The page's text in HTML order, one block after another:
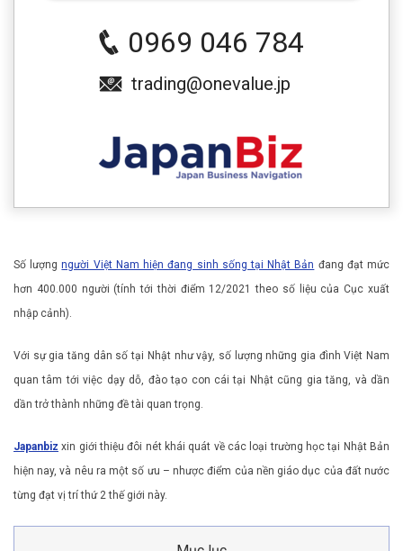
0969 046 784
trading@onevalue.jp
Số lượngngười Việt Nam hiện đang sinh sống tại Nhật Bản đang đạt mức
hơn 400.000 người (tính tới thời điểm 12/2021 theo số liệu của Cục xuất
nhập cảnh).
Với sự gia tăng dân số tại Nhật như vậy, số lượng những gia đình Việt Nam
quan tâm tới việc dạy dỗ, đào tạo con cái tại Nhật cũng gia tăng, và dần
dần trở thành những đề tài quan trọng.
Japanbiz xin giới thiệu đôi nét khái quát về các loại trường học tại Nhật Bản
hiện nay, và nêu ra một số ưu – nhược điểm của nền giáo dục của đất nước
từng đạt vị trí thứ 2 thế giới này.